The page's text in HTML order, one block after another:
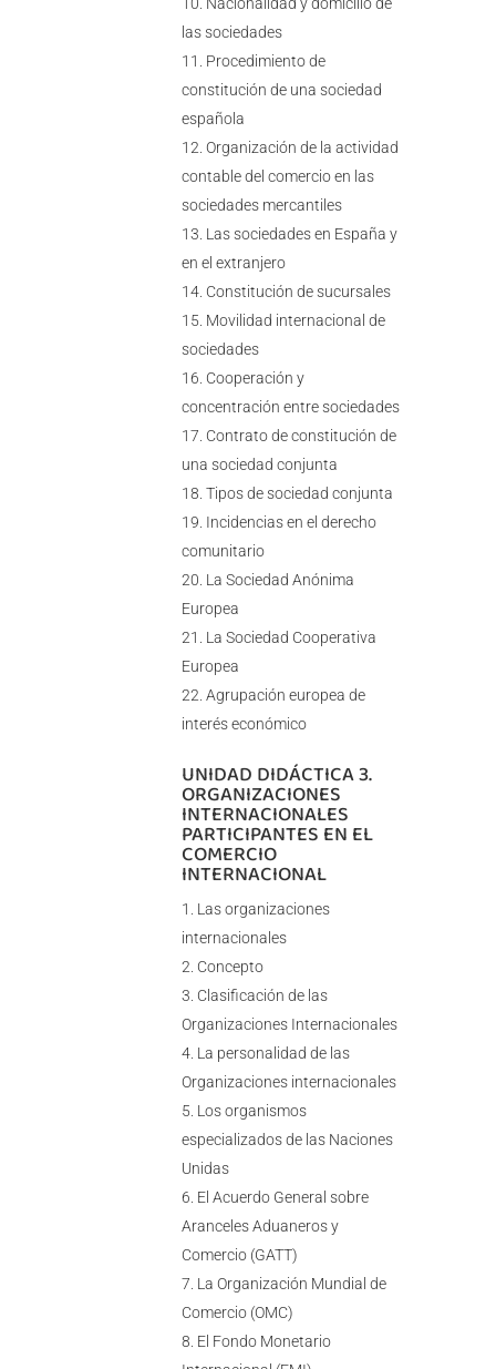
Nacionalidad y domicilio de
las sociedades
Procedimiento de
constitución de una sociedad
española
Organización de la actividad
contable del comercio en las
sociedades mercantiles
Las sociedades en España y
en el extranjero
Constitución de sucursales
Movilidad internacional de
sociedades
Cooperación y
concentración entre sociedades
Contrato de constitución de
una sociedad conjunta
Tipos de sociedad conjunta
Incidencias en el derecho
comunitario
La Sociedad Anónima
Europea
La Sociedad Cooperativa
Europea
Agrupación europea de
interés económico
UNIDAD DIDÁCTICA 3.
ORGANIZACIONES
INTERNACIONALES
PARTICIPANTES EN EL
COMERCIO
INTERNACIONAL
Las organizaciones
internacionales
Concepto
Clasificación de las
Organizaciones Internacionales
La personalidad de las
Organizaciones internacionales
Los organismos
especializados de las Naciones
Unidas
El Acuerdo General sobre
Aranceles Aduaneros y
Comercio (GATT)
La Organización Mundial de
Comercio (OMC)
El Fondo Monetario